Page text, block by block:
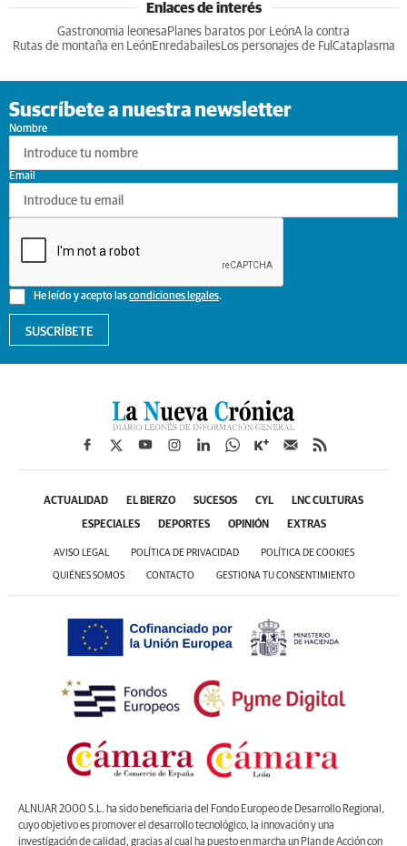
Enlaces de interés
Gastronomia leonesa Planes baratos por LeónA la contra
Rutas de montaña en LeónEnredabailesLos personajes de Ful Cataplasma
Suscríbete a nuestra newsletter
Nombre
He leído y acepto lascondiciones legales.
Email
SUSCRÍBETE
ACTUALIDAD EL BIERZO SUCESOS CYL LNC CULTURAS
ESPECIALES DEPORTES OPINIÓN EXTRAS
AVISO LEGAL POLÍTICA DE PRIVACIDAD POLÍTICA DE COOKIES
QUIÉNES SOMOS CONTACTO GESTIONA TU CONSENTIMIENTO
ALNUAR 2000 S.L. ha sido beneficiaria del Fondo Europeo de Desarrollo Regional,
cuyo objetivo es promover el desarrollo tecnológico, la innovación y una
investigación de calidad, gracias al cual ha puesto en marcha un Plan de Acción con